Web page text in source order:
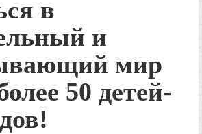
в
и
мир
50 детей-